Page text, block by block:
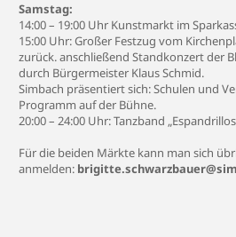
Samstag:
14:00 – 19:00 Uhr Kunstmarkt im
15:00 Uhr: Großer Festzug vom
zurück. anschließend Standkonzert der
durch Bürgermeister Klaus Schmid.
Simbach präsentiert sich: Schulen und
Programm auf der Bühne.
20:00 – 24:00 Uhr: Tanzband
Für die beiden Märkte kann man sich
anmelden: